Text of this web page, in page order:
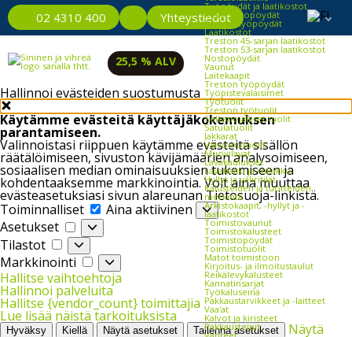
Hallinnoi evästeiden suostumusta
Käytämme evästeitä käyttäjäkokemuksen
parantamiseen.
Valinnoistasi riippuen käytämme evästeitä sisällön
räätälöimiseen, sivuston kävijämäärien analysoimiseen,
sosiaalisen median ominaisuuksien tukemiseen ja
kohdentaaksemme markkinointia. Voit aina muuttaa
evästeasetuksiasi sivun alareunan Tietosuoja-linkistä.
Toiminnalliset
Toiminnalliset
Aina aktiivinen
Asetukset
Asetukset
Tilastot
Tilastot
Markkinointi
Markkinointi
Hallitse vaihtoehtoja
Hallinnoi palveluita
Hallitse {vendor_count} toimittajia
Lue lisää näistä tarkoituksista
Hyväksy Kiellä Näytä asetukset Tallenna asetukset
Näytä
02 4310 400 Yhteystiedot
Työpöydät ja laatikostot
Kevyet työpöydät
Raskaat työpöydät
Laatikostot
Treston 45-sarjan laatikostot
Treston 53-sarjan laatikostot
Nostopöydät
Vaunut
Laitekaapit
Treston työpöydät
Työpistevalaisimet
Työtuolit
Treston työtuolit
Selkänojalliset tuolit
Satulatuolit
Jakkarat
Valvomotuolit
Muovilavat
Lavakaulukset
Lavahäkki ja rullakko
Hyllyt ja väliritilät
Kalusteiden ja tuotteiden
merkintä
Arkistokaapit, -hyllyt ja -
laatikostot
Toimistovaunut
Toimistokalusteet
Toimistopöydät
Toimistotuolit
Matot toimistoon
Kirjoitus- ja ilmoitustaulut
Reikälevykalusteet
Kannatinsarjat
Työkaluseinä
Pakkaustarvikkeet ja -laitteet
Vaa'at
Kalvot ja kiristeet
Pakkausteipit
25,5 % ALV